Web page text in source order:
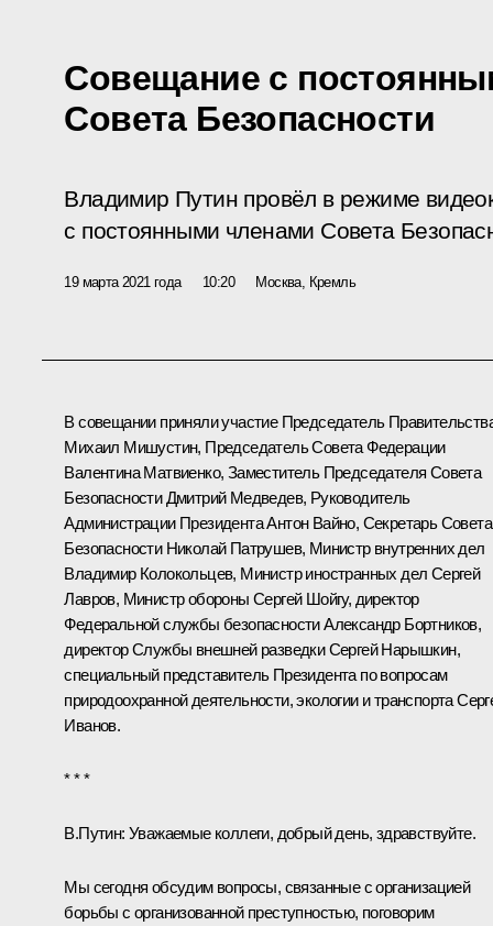
Совещание с
Совета Безопасности
Владимир Путин провёл в режиме
с постоянными членами Совета
19 марта 2021 года 10:20 Москва, Кремль
В совещании приняли участие Председатель
Михаил Мишустин, Председатель Совета Федерации
Валентина Матвиенко, Заместитель Председателя Совета
БезопасностиДмитрий Медведев, Руководитель
Администрации ПрезидентаАнтон Вайно, Секретарь Совета
Безопасности Николай Патрушев, Министр внутренних дел
Владимир Колокольцев, Министр иностранных дел Сергей
Лавров, Министр обороны Сергей Шойгу, директор
Федеральной службы безопасностиАлександр Бортников,
директор Службы внешней разведкиСергей Нарышкин,
специальный представитель Президента по вопросам
природоохранной деятельности, экологии и транспорта
Иванов.
* * *
В.Путин: Уважаемые коллеги, добрый день, здравствуйте.
Мы сегодня обсудим вопросы, связанные с организацией
борьбы с организованной преступностью, поговорим